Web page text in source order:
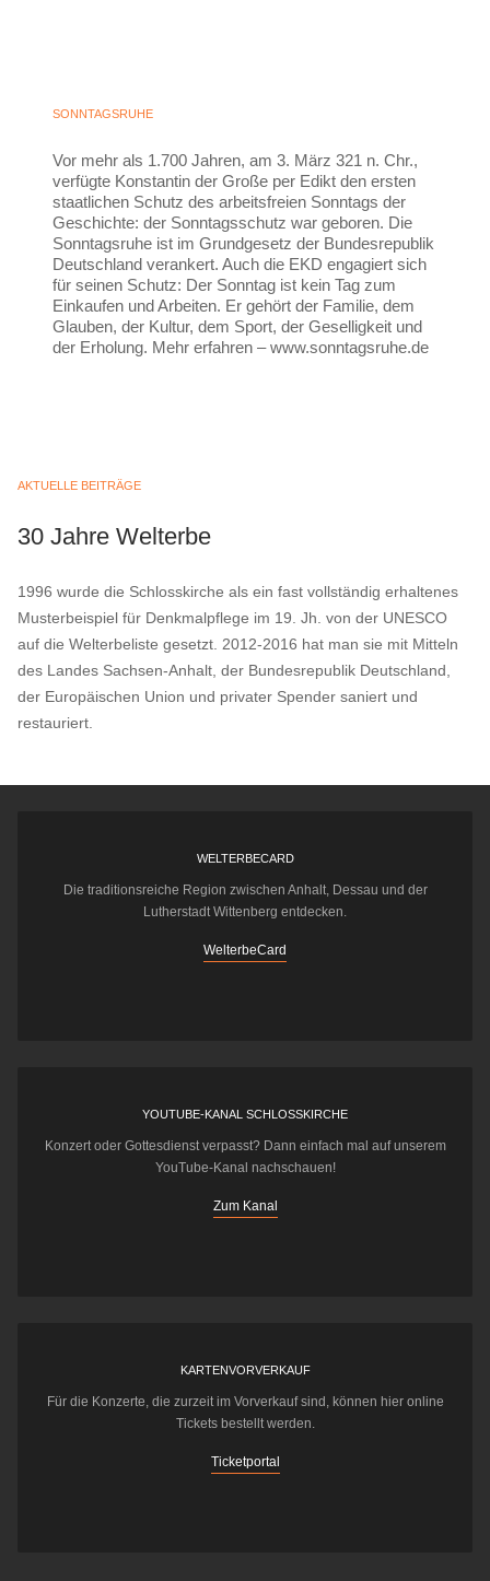
SONNTAGSRUHE
Vor mehr als 1.700 Jahren, am 3. März 321 n. Chr.,
verfügte Konstantin der Große per Edikt den ersten
staatlichen Schutz des arbeitsfreien Sonntags der
Geschichte: der Sonntagsschutz war geboren. Die
Sonntagsruhe ist im Grundgesetz der Bundesrepublik
Deutschland verankert. Auch die EKD engagiert sich
für seinen Schutz: Der Sonntag ist kein Tag zum
Einkaufen und Arbeiten. Er gehört der Familie, dem
Glauben, der Kultur, dem Sport, der Geselligkeit und
der Erholung. Mehr erfahren – www.sonntagsruhe.de
AKTUELLE BEITRÄGE
30 Jahre Welterbe
1996 wurde die Schlosskirche als ein fast vollständig erhaltenes
Musterbeispiel für Denkmalpflege im 19. Jh. von der UNESCO
auf die Welterbeliste gesetzt. 2012-2016 hat man sie mit Mitteln
des Landes Sachsen-Anhalt, der Bundesrepublik Deutschland,
der Europäischen Union und privater Spender saniert und
restauriert.
WELTERBECARD
Die traditionsreiche Region zwischen Anhalt, Dessau und der
Lutherstadt Wittenberg entdecken.
WelterbeCard
YOUTUBE-KANAL SCHLOSSKIRCHE
Konzert oder Gottesdienst verpasst? Dann einfach mal auf unserem
YouTube-Kanal nachschauen!
Zum Kanal
KARTENVORVERKAUF
Für die Konzerte, die zurzeit im Vorverkauf sind, können hier online
Tickets bestellt werden.
Ticketportal